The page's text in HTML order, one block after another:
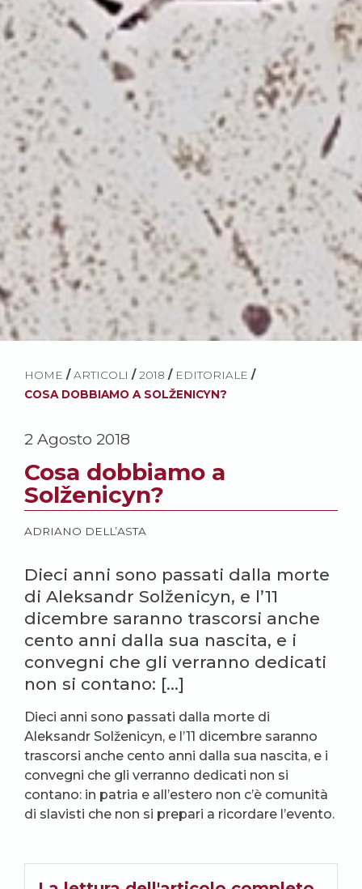
HOME / ARTICOLI / 2018 / EDITORIALE /
COSA DOBBIAMO A SOLŽENICYN?
2 Agosto 2018
Cosa dobbiamo a
Solženicyn?
ADRIANO DELL’ASTA
Dieci anni sono passati dalla morte
di Aleksandr Solženicyn, e l’11
dicembre saranno trascorsi anche
cento anni dalla sua nascita, e i
convegni che gli verranno dedicati
non si contano: […]
Dieci anni sono passati dalla morte di
Aleksandr Solženicyn, e l’11 dicembre saranno
trascorsi anche cento anni dalla sua nascita, e i
convegni che gli verranno dedicati non si
contano: in patria e all’estero non c’è comunità
di slavisti che non si prepari a ricordare l’evento.